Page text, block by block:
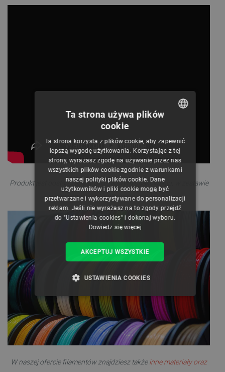
Produkt jest dostarczany w próżniowym opakowaniu, w zestawie
ze szpulą wielorazowego użytku.
W naszej ofercie filamentów znajdziesz takżeinne materiały oraz
CZECH
ENGLISH
GERMAN
Ta strona używa plików
cookie
Ta strona korzysta z plików cookie, aby zapewnić
lepszą wygodę użytkowania. Korzystając z tej
strony, wyrażasz zgodę na używanie przez nas
wszystkich plików cookie zgodnie z warunkami
naszej polityki plików cookie. Dane
użytkowników i pliki cookie mogą być
przetwarzane i wykorzystywane do personalizacji
reklam. Jeśli nie wyrażasz na to zgody przejdź
do "Ustawienia cookies" i dokonaj wyboru.
Dowiedz się więcej
AKCEPTUJ WSZYSTKIE
USTAWIENIA COOKIES
NIEZBĘDNE WYDAJNOŚĆ
TARGETOWANIE
FUNKCJONALNOŚĆ